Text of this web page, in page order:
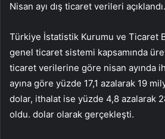
Nisan ayı dış ticaret verileri açıklandı.
Türkiye İstatistik Kurumu ve Ticaret
genel ticaret sistemi kapsamında
ticaret verilerine göre nisan ayında
ayına göre yüzde 17,1 azalarak 19
dolar, ithalat ise yüzde 4,8 azalarak
oldu. dolar olarak gerçekleşti.